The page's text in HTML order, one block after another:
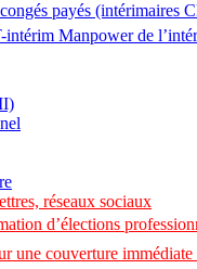
payés (intérimaires
intérim Manpower de
réseaux sociaux
d’élections
une couverture